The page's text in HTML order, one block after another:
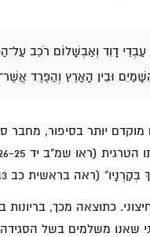
עַבְדֵי דָוִד וְאַבְשָׁלוֹם רֹכֵב
וּבֵין הָאָרֶץ וְהַפֶּרֶד
יותר בסיפור,
(ראה בראשית כב 13).
כתוצאה מכך,
שאנו משלמים בשל הסגידה